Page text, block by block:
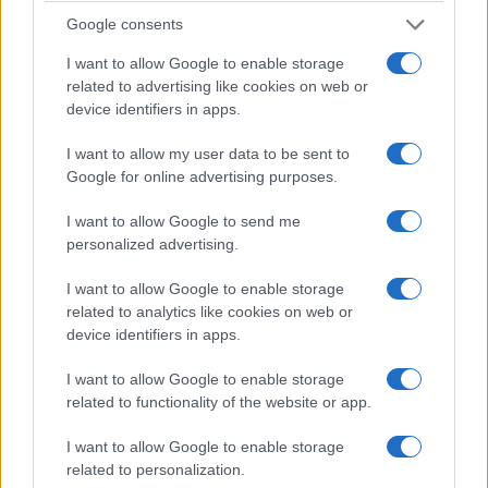
Google consents
I want to allow Google to enable storage
related to advertising like cookies on web or
device identifiers in apps.
I want to allow my user data to be sent to
Google for online advertising purposes.
I want to allow Google to send me
personalized advertising.
I want to allow Google to enable storage
related to analytics like cookies on web or
device identifiers in apps.
I want to allow Google to enable storage
related to functionality of the website or app.
I want to allow Google to enable storage
related to personalization.
l’audizione dei testimoni dell’accusa, il giudice ha
interrotto il dibattimento senza neppure ascoltare
quelli della difesa, applicando l’articolo 129 del
Simionato sono statiassolti perché il fatto non
sussiste. Non per prescrizione, non per un vizio
formale e nemmeno per insufficienza delle prove:
il fatto contestato non esisteva.